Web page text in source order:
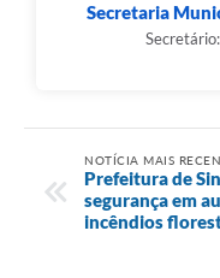
Secretaria
NOTÍCIA MAIS
Prefeitura de
segurança em
incêndios